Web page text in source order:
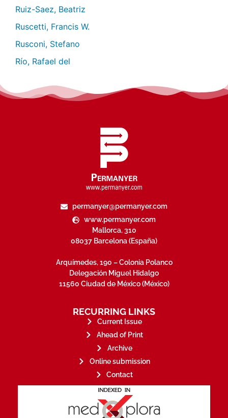
Ruiz-Saez, Beatriz
Ruscetti, Francis W.
Rusconi, Stefano
Río, Rafael del
permanyer@permanyer.com
www.permanyer.com
Mallorca, 310
08037 Barcelona (España)
Arquímedes, 190 – Colonia Polanco
Delegación Miguel Hidalgo
11560 Ciudad de México (México)
RECURRING LINKS
Current Issue
Ahead of Print
Archive
Online submission
Contact